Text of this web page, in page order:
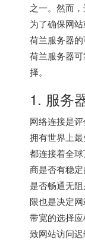
之一。然而
为了确保网
荷兰服务器
荷兰服务器
择。
1. 服务
网络连接是
拥有世界上
都连接着全
商是否有稳
是否畅通无
限也是决定
带宽的选择
致网站访问迟